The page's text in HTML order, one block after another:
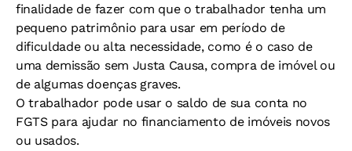
finalidade de fazer com que o trabalhador tenha um
pequeno patrimônio para usar em período de
dificuldade ou alta necessidade, como é o caso de
uma demissão sem Justa Causa, compra de imóvel ou
de algumas doenças graves.
O trabalhador pode usar o saldo de sua conta no
FGTS para ajudar no financiamento de imóveis novos
ou usados.